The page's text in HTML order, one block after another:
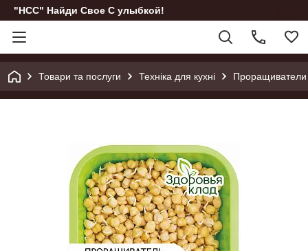
"НСС" Найди Свое С улыбкой!
Товари та послуги Техніка для кухні Проращиватели